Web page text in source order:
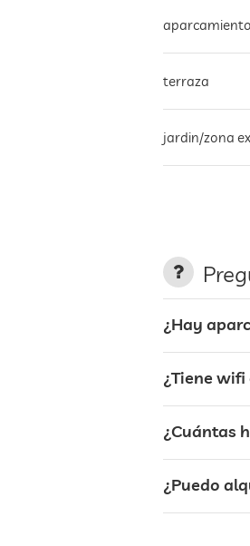
aparcamiento
terraza
jardin/zona
¿Hay
¿Tiene
¿Cuántas
¿Puedo